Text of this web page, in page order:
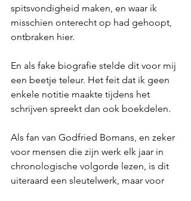
spitsvondigheid maken, en waar ik
misschien onterecht op had gehoopt,
ontbraken hier.
En als fake biografie stelde dit voor mij
een beetje teleur. Het feit dat ik geen
enkele notitie maakte tijdens het
schrijven spreekt dan ook boekdelen.
Als fan van Godfried Bomans, en zeker
voor mensen die zijn werk elk jaar in
chronologische volgorde lezen, is dit
uiteraard een sleutelwerk, maar voor